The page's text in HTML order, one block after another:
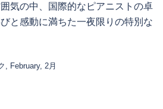
気の中、国際的なピアニストの卓
と感動に満ちた一夜限りの特別な
, February, 2月